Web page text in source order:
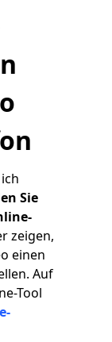
Sie
zeigen,
einen
Auf
Tool